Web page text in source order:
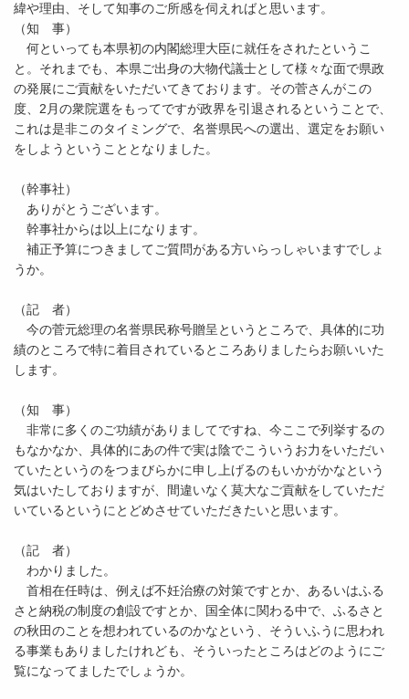
緯や理由、そして知事のご所感を伺えればと思います。
（知 事）
何といっても本県初の内閣総理大臣に就任をされたというこ
と。それまでも、本県ご出身の大物代議士として様々な面で県政
の発展にご貢献をいただいてきております。その菅さんがこの
度、2月の衆院選をもってですが政界を引退されるということで、
これは是非このタイミングで、名誉県民への選出、選定をお願い
をしようということとなりました。
（幹事社）
ありがとうございます。
幹事社からは以上になります。
補正予算につきましてご質問がある方いらっしゃいますでしょ
うか。
（記 者）
今の菅元総理の名誉県民称号贈呈というところで、具体的に功
績のところで特に着目されているところありましたらお願いいた
します。
（知 事）
非常に多くのご功績がありましてですね、今ここで列挙するの
もなかなか、具体的にあの件で実は陰でこういうお力をいただい
ていたというのをつまびらかに申し上げるのもいかがかなという
気はいたしておりますが、間違いなく莫大なご貢献をしていただ
いているというにとどめさせていただきたいと思います。
（記 者）
わかりました。
首相在任時は、例えば不妊治療の対策ですとか、あるいはふる
さと納税の制度の創設ですとか、国全体に関わる中で、ふるさと
の秋田のことを想われているのかなという、そういふうに思われ
る事業もありましたけれども、そういったところはどのようにご
覧になってましたでしょうか。